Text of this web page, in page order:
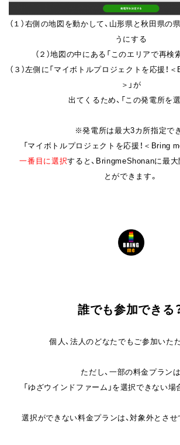
（１）右側の地図を動かして、 山形県と秋田県の
うにする
（２）地図の中にある「このエリアで再検
（３）左側に「マイボトルプロジェクトを応援！
＞」が
出てくるため、「この発電所を選
※発電所は最大3カ所指定でき
「マイボトルプロジェクトを応援！＜Bring
一番目に選択すると、 BringmeShonanに最
とができま す。
誰でも参加できる
個人、法人のどなたでもご参加いた
ただし、一部の料金プランは
「ゆざウインドファーム」を選択できない場
選択ができない料金プランは、対象外とさせ